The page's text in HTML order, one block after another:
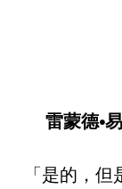
雷蒙德•
「是的，